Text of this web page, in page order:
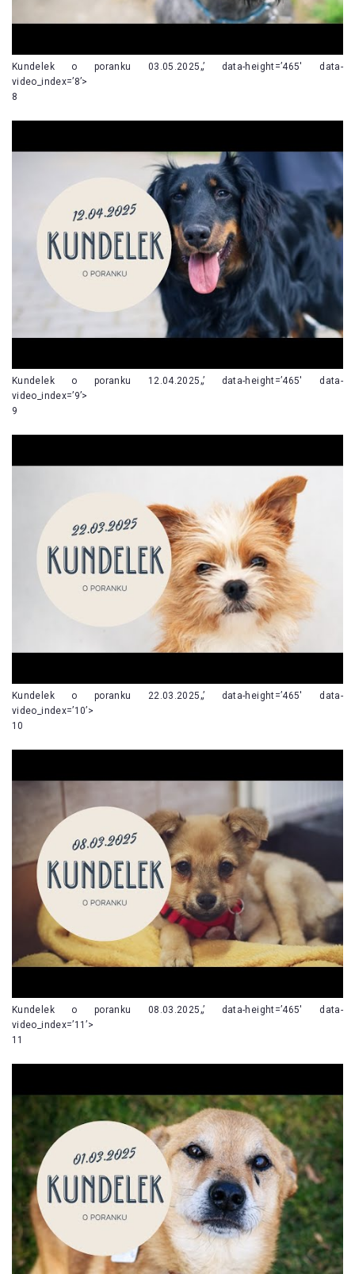
Kundelek o poranku 03.05.2025„’ data-height=’465′ data-
video_index=’8’>
8
Kundelek o poranku 12.04.2025„’ data-height=’465′ data-
video_index=’9’>
9
Kundelek o poranku 22.03.2025„’ data-height=’465′ data-
video_index=’10’>
10
Kundelek o poranku 08.03.2025„’ data-height=’465′ data-
video_index=’11’>
11